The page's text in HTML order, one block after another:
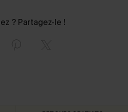
? Partagez-le !